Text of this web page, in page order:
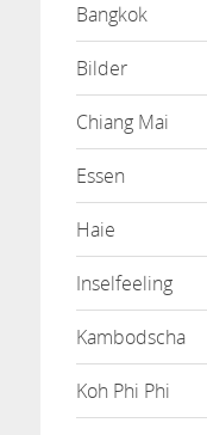
Bangkok
Bilder
Chiang Mai
Essen
Haie
Inselfeeling
Kambodscha
Koh Phi Phi